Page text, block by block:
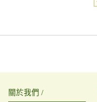
關於我們 /